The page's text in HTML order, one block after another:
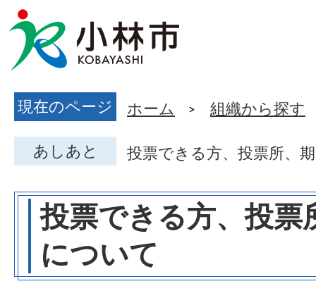
現在のページ ホーム 組織から探す
あしあと 投票できる方、投票所、
投票できる方、投票
について